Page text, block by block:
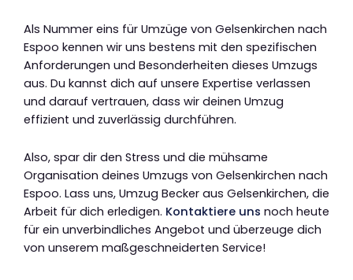
Als Nummer eins für Umzüge von Gelsenkirchen nach
Espoo kennen wir uns bestens mit den spezifischen
Anforderungen und Besonderheiten dieses Umzugs
aus. Du kannst dich auf unsere Expertise verlassen
und darauf vertrauen, dass wir deinen Umzug
effizient und zuverlässig durchführen.
Also, spar dir den Stress und die mühsame
Organisation deines Umzugs von Gelsenkirchen nach
Espoo. Lass uns, Umzug Becker aus Gelsenkirchen, die
Arbeit für dich erledigen. Kontaktiere uns noch heute
für ein unverbindliches Angebot und überzeuge dich
von unserem maßgeschneiderten Service!